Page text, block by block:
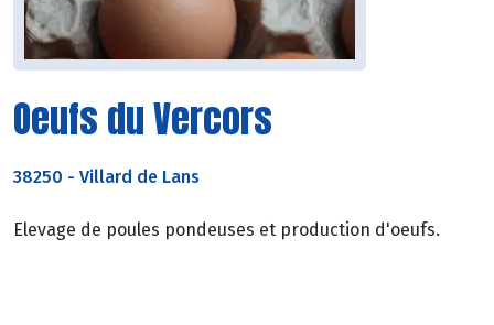
Oeufs du Vercors
38250 - Villard de Lans
Elevage de poules pondeuses et production d'oeufs.